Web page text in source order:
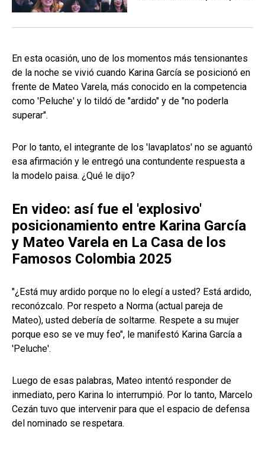
En esta ocasión, uno de los momentos más tensionantes
de la noche se vivió cuando Karina García se posicionó en
frente de Mateo Varela, más conocido en la competencia
como 'Peluche' y lo tildó de "ardido" y de "no poderla
superar".
Por lo tanto, el integrante de los 'lavaplatos' no se aguantó
esa afirmación y le entregó una contundente respuesta a
la modelo paisa. ¿Qué le dijo?
En video: así fue el 'explosivo'
posicionamiento entre Karina García
y Mateo Varela en La Casa de los
Famosos Colombia 2025
"¿Está muy ardido porque no lo elegí a usted? Está ardido,
reconózcalo. Por respeto a Norma (actual pareja de
Mateo), usted debería de soltarme. Respete a su mujer
porque eso se ve muy feo", le manifestó Karina García a
'Peluche'.
Luego de esas palabras, Mateo intentó responder de
inmediato, pero Karina lo interrumpió. Por lo tanto, Marcelo
Cezán tuvo que intervenir para que el espacio de defensa
del nominado se respetara.